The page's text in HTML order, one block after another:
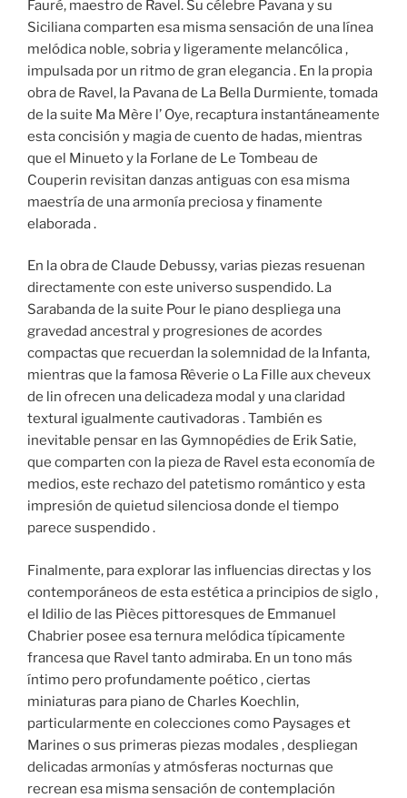
Fauré, maestro de Ravel. Su célebre Pavana y su
Siciliana comparten esa misma sensación de una línea
melódica noble, sobria y ligeramente melancólica ,
impulsada por un ritmo de gran elegancia . En la propia
obra de Ravel, la Pavana de La Bella Durmiente, tomada
de la suite Ma Mère l’ Oye, recaptura instantáneamente
esta concisión y magia de cuento de hadas, mientras
que el Minueto y la Forlane de Le Tombeau de
Couperin revisitan danzas antiguas con esa misma
maestría de una armonía preciosa y finamente
elaborada .
En la obra de Claude Debussy, varias piezas resuenan
directamente con este universo suspendido. La
Sarabanda de la suite Pour le piano despliega una
gravedad ancestral y progresiones de acordes
compactas que recuerdan la solemnidad de la Infanta,
mientras que la famosa Rêverie o La Fille aux cheveux
de lin ofrecen una delicadeza modal y una claridad
textural igualmente cautivadoras . También es
inevitable pensar en las Gymnopédies de Erik Satie,
que comparten con la pieza de Ravel esta economía de
medios, este rechazo del patetismo romántico y esta
impresión de quietud silenciosa donde el tiempo
parece suspendido .
Finalmente, para explorar las influencias directas y los
contemporáneos de esta estética a principios de siglo ,
el Idilio de las Pièces pittoresques de Emmanuel
Chabrier posee esa ternura melódica típicamente
francesa que Ravel tanto admiraba. En un tono más
íntimo pero profundamente poético , ciertas
miniaturas para piano de Charles Koechlin,
particularmente en colecciones como Paysages et
Marines o sus primeras piezas modales , despliegan
delicadas armonías y atmósferas nocturnas que
recrean esa misma sensación de contemplación